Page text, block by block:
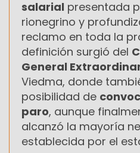
salarial presentada
rionegrino y
reclamo en toda la
definición surgió del
General
Viedma, donde
posibilidad de
paro, aunque
alcanzó la mayoría
establecida por el